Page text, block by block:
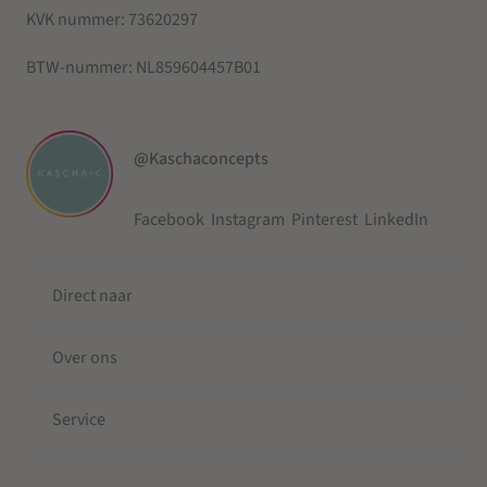
KVK nummer: 73620297
BTW-nummer: NL859604457B01
@Kaschaconcepts
Facebook Instagram Pinterest LinkedIn
Direct naar
Over ons
Service